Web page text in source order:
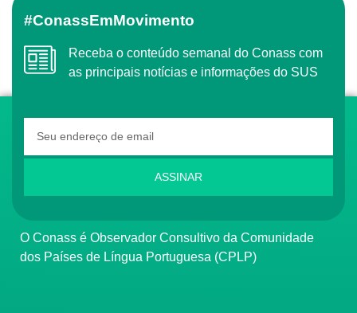
#ConassEmMovimento
Receba o conteúdo semanal do Conass com
as principais notícias e informações do SUS
ASSINAR
O Conass é Observador Consultivo da Comunidade
dos Países de Língua Portuguesa (CPLP)